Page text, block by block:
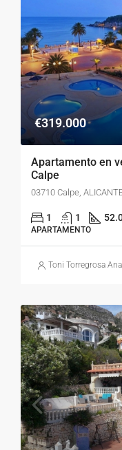
€319.000
Apartamento en
Calpe
03710 Calpe,
1 1
APARTAMENTO
Toni Torregrosa